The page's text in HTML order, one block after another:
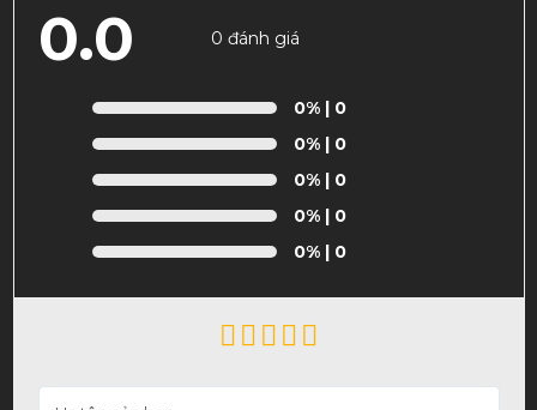
0.0 0 đánh giá
0%| 0
0%| 0
0%| 0
0%| 0
0%| 0